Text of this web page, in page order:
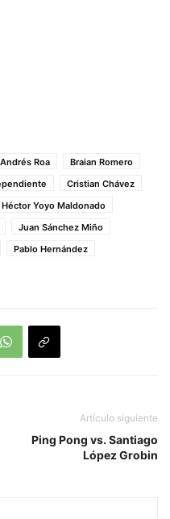
Andrés Roa
Braian Romero
Cristian Chávez
Héctor Yoyo Maldonado
Juan Sánchez Miño
Pablo Hernández
Artículo siguiente
Ping Pong vs. Santiago
López Grobin